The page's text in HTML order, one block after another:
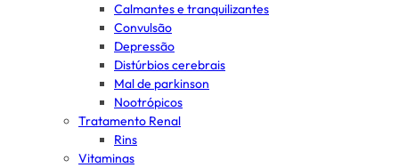
Calmantes e tranquilizantes
Convulsão
Depressão
Distúrbios cerebrais
Mal de parkinson
Nootrópicos
Tratamento Renal
Rins
Vitaminas